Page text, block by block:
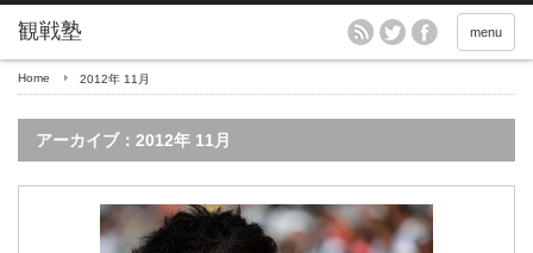
menu
Home 2012年 11月
アーカイブ：2012年 11月